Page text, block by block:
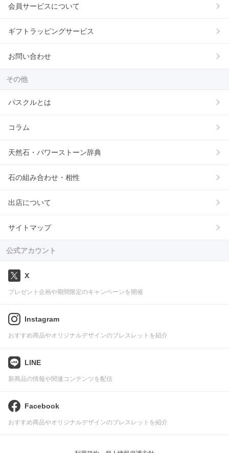
会員サービスについて
ギフトラッピングサービス
お問い合わせ
その他
パスクルとは
コラム
天然石・パワーストーン辞典
石の組み合わせ・相性
出店について
サイトマップ
公式アカウント
X
プレゼント企画や期間限定のキャンペーンを開催
Instagram
おすすめ商品やオリジナルデザインのブレスレットを紹介
LINE
新商品の情報や関連コンテンツを配信
Facebook
おすすめ商品やオリジナルデザインのブレスレットを紹介